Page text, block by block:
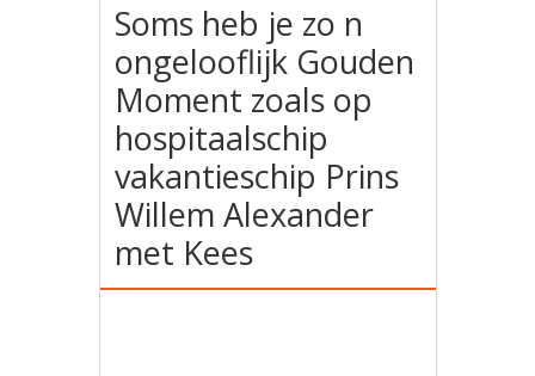
Soms heb je zo n
ongelooflijk Gouden
Moment zoals op
hospitaalschip
vakantieschip Prins
Willem Alexander
met Kees